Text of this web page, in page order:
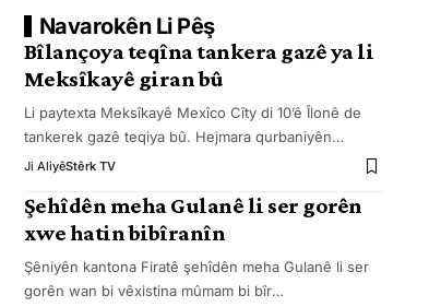
Navarokên Li Pêş
Bîlançoya teqîna tankera gazê ya li
Meksîkayê giran bû
Li paytexta Meksîkayê Mexîco Cîty di 10’ê Îlonê de
tankerek gazê teqiya bû. Hejmara qurbaniyên…
Ji AliyêStêrk TV
Şehîdên meha Gulanê li ser gorên
xwe hatin bibîranîn
Şêniyên kantona Firatê şehîdên meha Gulanê li ser
gorên wan bi vêxistina mûmam bi bîr…